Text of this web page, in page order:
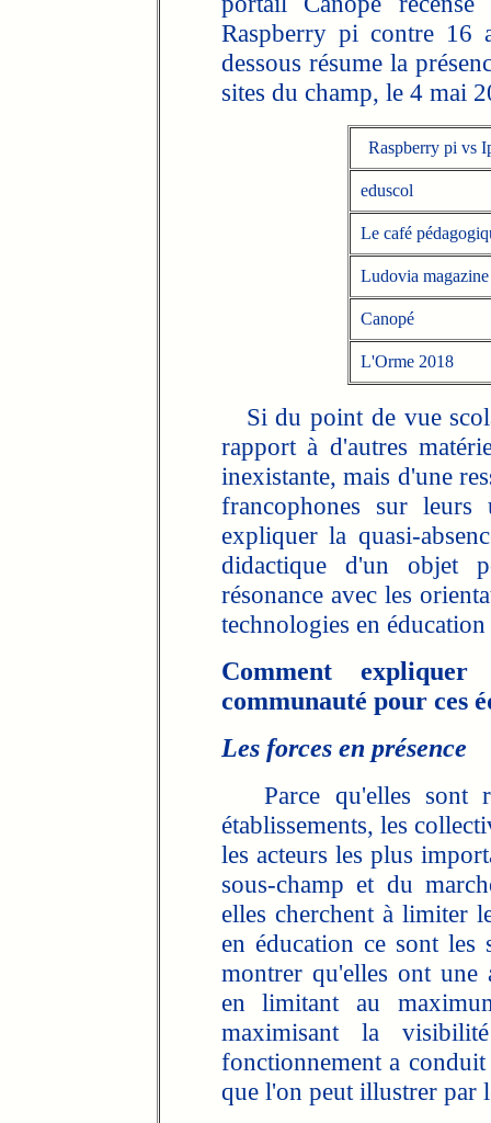
Raspberry pi contre 16
dessous résume la
sites du champ, le 4 mai
Raspberry pi vs
eduscol
Le café
Ludovia magazine
Canopé
L'Orme 2018
Si du point de vue
rapport à d'autres
inexistante, mais d'une
francophones sur leurs
expliquer la quasi-
didactique d'un objet
résonance avec les
technologies en éducation
Comment
communauté pour ces
Les forces en présence
Parce qu'elles sont
établissements, les
les acteurs les plus
sous-champ et du
elles cherchent à limiter
en éducation ce sont les
montrer qu'elles ont une
en limitant au
maximisant la
fonctionnement a
que l'on peut illustrer par